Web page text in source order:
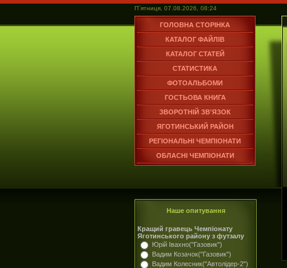
П`ятниця, 07.08.2026, 08:24
ГОЛОВНА СТОРІНКА
КАТАЛОГ ФАЙЛІВ
КАТАЛОГ СТАТЕЙ
СТАТИСТИКА
ФОТОАЛЬБОМИ
ГОСТЬОВА КНИГА
ЗВОРОТНІЙ ЗВ'ЯЗОК
ЯГОТИНСЬКИЙ РАЙОН
РЕГІОНАЛЬНІ ЧЕМПІОНАТИ
ОБЛАСНІ ЧЕМПІОНАТИ
Наше опитування
Кращий гравець Чемпіонату
Яготинського району з футзалу
Юрій Івахно("Газовик")
Вадим Козачок("Газовик")
Вадим Колесник("Автолідер-2")